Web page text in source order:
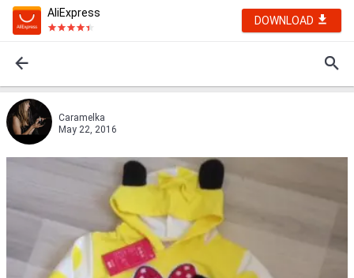
AliExpress
DOWNLOAD
Caramelka
May 22, 2016